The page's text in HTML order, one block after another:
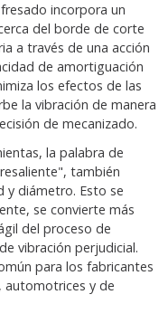
incorpora un
del borde de corte
a través de una acción
de amortiguación
los efectos de las
la vibración de manera
de mecanizado.
la palabra de
también
y diámetro. Esto se
se convierte más
del proceso de
vibración perjudicial.
para los fabricantes
automotrices y de